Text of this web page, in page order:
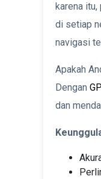
karena
di setiap
navigasi
Apakah
Dengan
dan